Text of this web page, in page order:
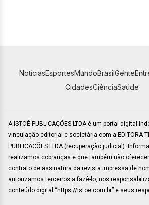
NotíciasEsportesMundoBrasilGente
CidadesCiênciaSaúde
A ISTOÉ PUBLICAÇÕES LTDA é um portal digital
vinculação editorial e societária com a EDITORA
PUBLICACÕES LTDA (recuperação judicial).
realizamos cobranças e que também não
contrato de assinatura da revista impressa de
autorizamos terceiros a fazê-lo, nos
conteúdo digital “https://istoe.com.br” e seus